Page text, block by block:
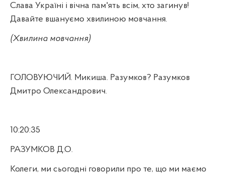
Слава Україні і вічна пам'ять всім, хто загинув!
Давайте вшануємо хвилиною мовчання.
(Хвилина мовчання)
ГОЛОВУЮЧИЙ. Микиша. Разумков? Разумков
Дмитро Олександрович.
10:20:35
РАЗУМКОВ Д.О.
Колеги, ми сьогодні говорили про те, що ми маємо